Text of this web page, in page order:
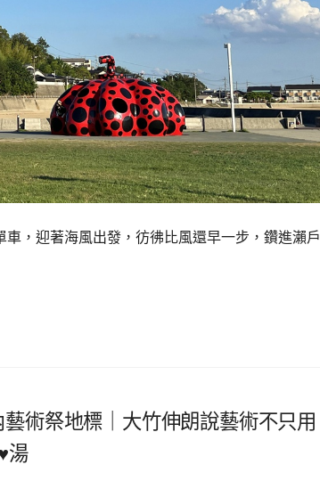
，迎著海風出發，彷彿比風還早一步，鑽進瀨戶
術祭地標｜大竹伸朗說藝術不只用
湯